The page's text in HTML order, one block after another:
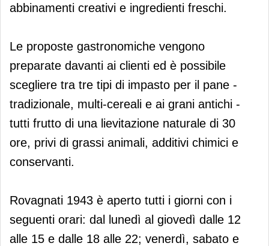
abbinamenti creativi e ingredienti freschi.
Le proposte gastronomiche vengono
preparate davanti ai clienti ed è possibile
scegliere tra tre tipi di impasto per il pane -
tradizionale, multi-cereali e ai grani antichi -
tutti frutto di una lievitazione naturale di 30
ore, privi di grassi animali, additivi chimici e
conservanti.
Rovagnati 1943 è aperto tutti i giorni con i
seguenti orari: dal lunedì al giovedì dalle 12
alle 15 e dalle 18 alle 22; venerdì, sabato e